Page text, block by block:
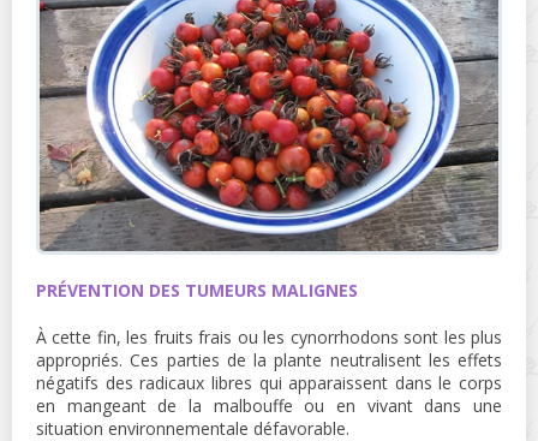
PRÉVENTION DES TUMEURS MALIGNES
À cette fin, les fruits frais ou les cynorrhodons sont les plus
appropriés. Ces parties de la plante neutralisent les effets
négatifs des radicaux libres qui apparaissent dans le corps
en mangeant de la malbouffe ou en vivant dans une
situation environnementale défavorable.